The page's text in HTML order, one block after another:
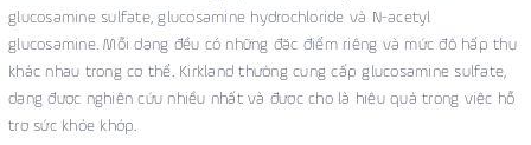
glucosamine sulfate, glucosamine hydrochloride và N-acetyl
glucosamine. Mỗi dạng đều có những đặc điểm riêng và mức độ hấp thụ
khác nhau trong cơ thể. Kirkland thường cung cấp glucosamine sulfate,
dạng được nghiên cứu nhiều nhất và được cho là hiệu quả trong việc hỗ
trợ sức khỏe khớp.